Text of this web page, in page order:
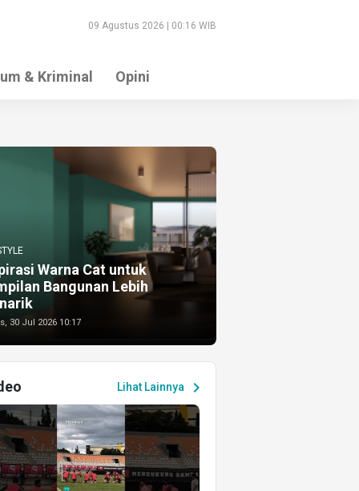
09 Agustus 2026 | 00:16 WIB
& Kriminal Opini
Warna Cat untuk
Bangunan Lebih
30 Jul 2026 10:17
Lihat Lainnya chevron_right